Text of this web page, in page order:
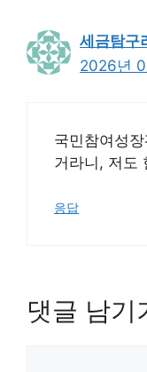
세금탐구
2026년
국민참여성
거라니, 저도
응답
댓글 남기